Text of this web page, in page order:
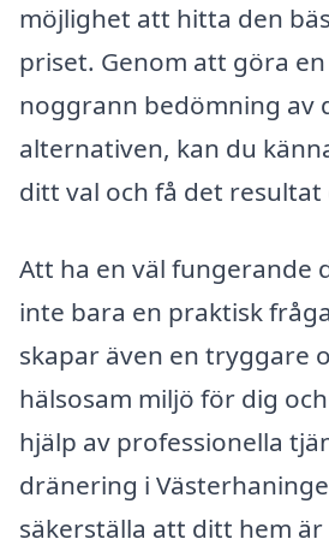
möjlighet att hitta den
priset. Genom att göra
noggrann bedömning av
alternativen, kan du
ditt val och få det resultat
Att ha en väl fungerande
inte bara en praktisk
skapar även en tryggare
hälsosam miljö för dig
hjälp av professionella
dränering i
säkerställa att ditt hem